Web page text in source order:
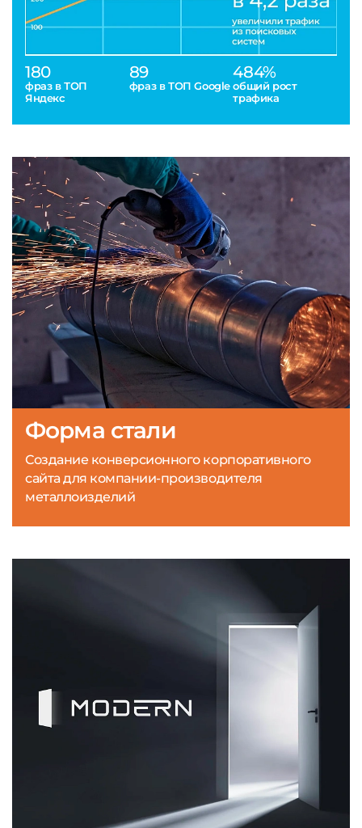
180
фраз в ТОП
Яндекс
89
фраз в ТОП Google
484%
общий рост
трафика
Форма стали
Создание конверсионного корпоративного
сайта для компании-производителя
металлоизделий